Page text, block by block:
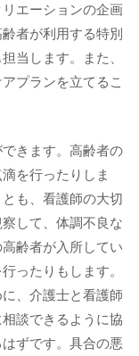
エーションの企画
者が利用する特別
当します。また、
プランを立てるこ
きます。高齢者の
を行ったりしま
も、看護師の大切
して、体調不良な
齢者が入所してい
ったりもします。
、介護士と看護師
談できるように協
ずです。具合の悪